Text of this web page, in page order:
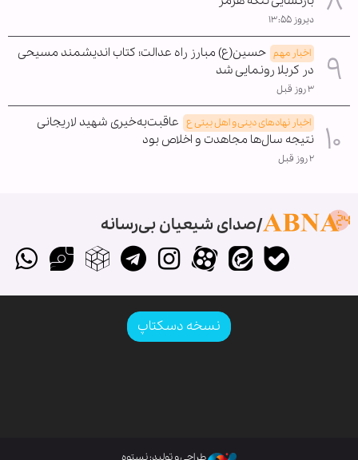
دیروز ۱۳:۵۵
اخبار مهم حسین(ع) مبارز راه عدالت؛ کتاب اندیشمند مسیحی
در کربلا رونمایی شد
۳ روز قبل
اخبار نهادهای دینی و اهل بیتی ع عاقبت‌به‌خیری شهید لاریجانی
نتیجه سال‌ها مجاهدت و اخلاص بود
۲ روز قبل
صدای شیعیان بی‌رسانه
نسخه دسکتاپ